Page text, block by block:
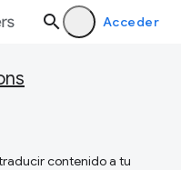
Acceder
contenido a tu